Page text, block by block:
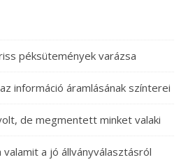
péksütemények varázsa
információ áramlásának színterei
de megmentett minket valaki
a jó állványválasztásról